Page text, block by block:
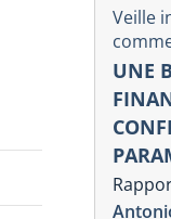
Veille
UNE